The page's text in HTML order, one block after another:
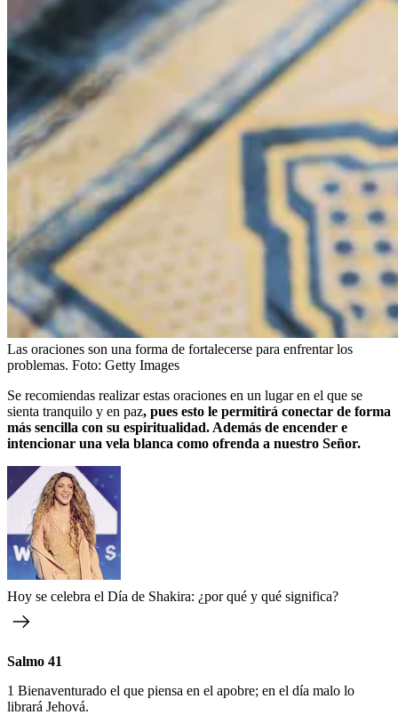
Las oraciones son una forma de fortalecerse para enfrentar los
problemas. Foto: Getty Images
Se recomiendas realizar estas oraciones en un lugar en el que se
sienta tranquilo y en paz, pues esto le permitirá conectar de forma
más sencilla con su espiritualidad. Además de encender e
intencionar una vela blanca como ofrenda a nuestro Señor.
Hoy se celebra el Día de Shakira: ¿por qué y qué significa?
Salmo 41
1 Bienaventurado el que piensa en el apobre; en el día malo lo
librará Jehová.